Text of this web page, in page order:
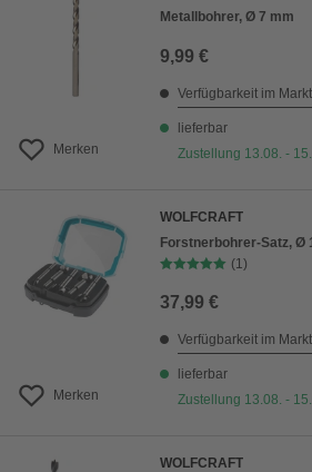
Merken
Metallbohrer, Ø 7 mm
9,99 €
Verfügbarkeit im
lieferbar
Zustellung 13.08. -
Merken
WOLFCRAFT
Forstnerbohrer-Satz, Ø
(1)
37,99 €
Verfügbarkeit im
lieferbar
Zustellung 13.08. -
WOLFCRAFT